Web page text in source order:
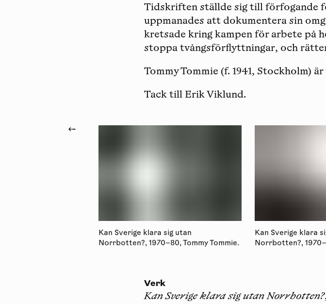
Tidskriften ställde sig till förfogande
uppmanades att dokumentera sin
kretsade kring kampen för arbete på
stoppa tvångsförflyttningar, och
Tommy Tommie (f. 1941, Stockholm)
Tack till Erik Viklund.
Kan Sverige klara sig utan
Norrbotten?, 1970–80, Tommy Tommie.
Kan Sverige klara
Norrbotten?,
←
Verk
Kan Sverige klara sig utan Norrbotten?